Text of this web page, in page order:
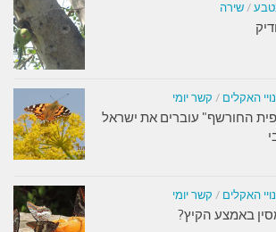
/ שירה
האקלים / קשר יומי
החורשף" עוברים את ישראל
האקלים / קשר יומי
באמצע הקיץ?